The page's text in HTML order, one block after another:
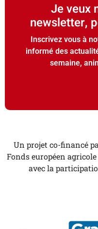
Je veux
newsletter,
Inscrivez vous à
informé des
semaine,
Un projet co-financé
Fonds européen
avec la